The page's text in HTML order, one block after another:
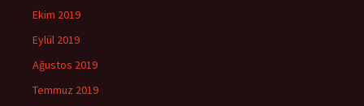
Ekim 2019
Eylül 2019
Ağustos 2019
Temmuz 2019